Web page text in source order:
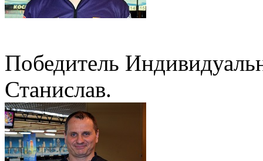
Победитель
Станислав.